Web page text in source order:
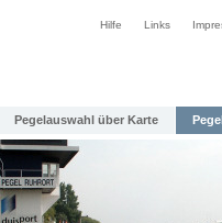
Hilfe Links
Pegelauswahl über Karte